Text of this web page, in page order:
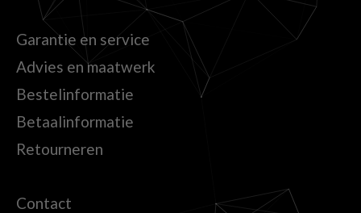
Garantie en service
Advies en maatwerk
Bestelinformatie
Betaalinformatie
Retourneren
Contact